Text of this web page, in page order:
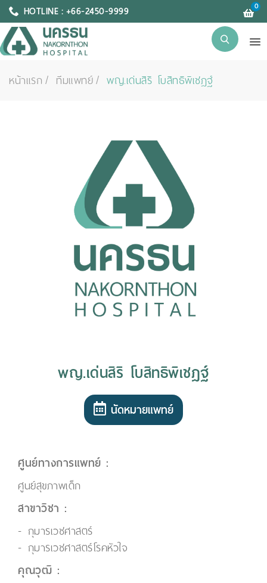
HOTLINE : +66-2450-9999 0
หน้าแรก ทีมแพทย์ พญ.เด่นสิริ โบสิทธิพิเชฎฐ์
พญ.เด่นสิริ โบสิทธิพิเชฎฐ์
นัดหมายแพทย์
ศูนย์ทางการแพทย์ :
ศูนย์สุขภาพเด็ก
สาขาวิชา :
กุมารเวชศาสตร์
กุมารเวชศาสตร์โรคหัวใจ
คุณวุฒิ :